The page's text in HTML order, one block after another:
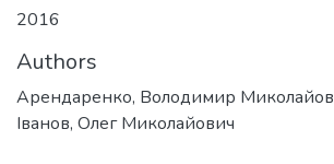
2016
Authors
Арендаренко, Володимир
Іванов, Олег Миколайович